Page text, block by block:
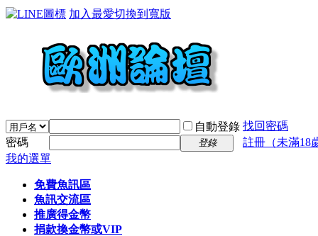
加入最愛切換到寬版
自動登錄 找回密碼
密碼
登錄
註冊（未滿18
我的選單
免費魚訊區
魚訊交流區
推廣得金幣
捐款換金幣或VIP